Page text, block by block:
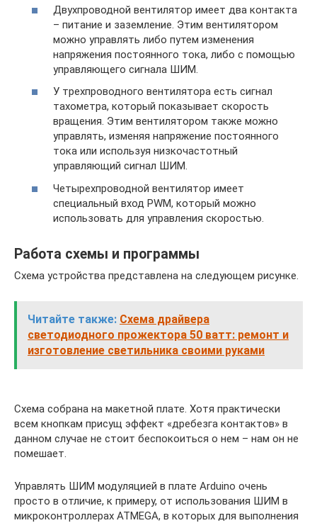
Двухпроводной вентилятор имеет два контакта
– питание и заземление. Этим вентилятором
можно управлять либо путем изменения
напряжения постоянного тока, либо с помощью
управляющего сигнала ШИМ.
У трехпроводного вентилятора есть сигнал
тахометра, который показывает скорость
вращения. Этим вентилятором также можно
управлять, изменяя напряжение постоянного
тока или используя низкочастотный
управляющий сигнал ШИМ.
Четырехпроводной вентилятор имеет
специальный вход PWM, который можно
использовать для управления скоростью.
Работа схемы и программы
Схема устройства представлена на следующем рисунке.
Читайте также: Схема драйвера
светодиодного прожектора 50 ватт: ремонт и
изготовление светильника своими руками
Схема собрана на макетной плате. Хотя практически
всем кнопкам присущ эффект «дребезга контактов» в
данном случае не стоит беспокоиться о нем – нам он не
помешает.
Управлять ШИМ модуляцией в плате Arduino очень
просто в отличие, к примеру, от использования ШИМ в
микроконтроллерах ATMEGA, в которых для выполнения